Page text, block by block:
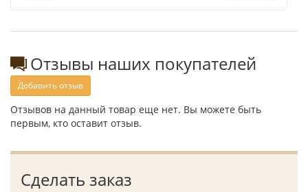
Отзывы наших покупателей
Добавить отзыв
Отзывов на данный товар еще нет. Вы можете быть
первым, кто оставит отзыв.
Сделать заказ